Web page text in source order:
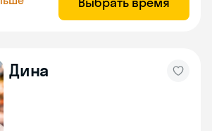
Дина